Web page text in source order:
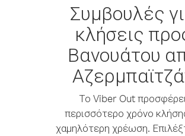
Συμβουλές
κλήσεις
Βανουάτου
Το Viber Out προσφέρει
περισσότερο χρόνο
χαμηλότερη χρέωση.